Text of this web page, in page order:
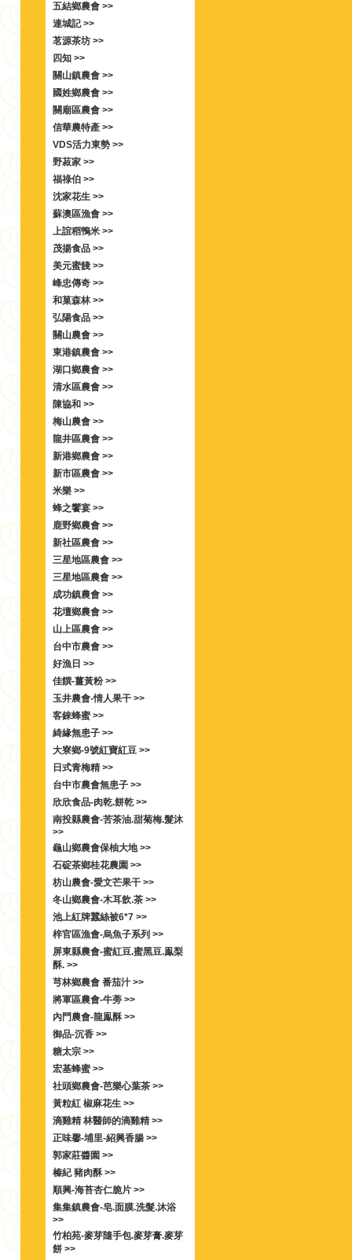
五結鄉農會 >>
連城記 >>
茗源茶坊 >>
四知 >>
關山鎮農會 >>
國姓鄉農會 >>
關廟區農會 >>
信華農特產 >>
VDS活力東勢 >>
野菽家 >>
福祿伯 >>
沈家花生 >>
蘇澳區漁會 >>
上誼稻鴨米 >>
茂揚食品 >>
美元蜜餞 >>
峰忠傳奇 >>
和菓森林 >>
弘陽食品 >>
關山農會 >>
東港鎮農會 >>
湖口鄉農會 >>
清水區農會 >>
陳協和 >>
梅山農會 >>
龍井區農會 >>
新港鄉農會 >>
新市區農會 >>
米樂 >>
蜂之饗宴 >>
鹿野鄉農會 >>
新社區農會 >>
三星地區農會 >>
三星地區農會 >>
成功鎮農會 >>
花壇鄉農會 >>
山上區農會 >>
台中市農會 >>
好漁日 >>
佳饌-薑黃粉 >>
玉井農會-情人果干 >>
客錸蜂蜜 >>
綺緣無患子 >>
大寮鄉-9號紅寶紅豆 >>
日式青梅精 >>
台中市農會無患子 >>
欣欣食品-肉乾.餅乾 >>
南投縣農會-苦茶油.甜菊梅.髮沐
>>
龜山鄉農會保柚大地 >>
石碇茶鄉桂花農園 >>
枋山農會-愛文芒果干 >>
冬山鄉農會-木耳飲.茶 >>
池上紅牌蠶絲被6*7 >>
梓官區漁會-烏魚子系列 >>
屏東縣農會-蜜紅豆.蜜黑豆.鳯梨
酥. >>
芎林鄉農會 番茄汁 >>
將軍區農會-牛蒡 >>
內門農會-龍鳯酥 >>
御品-沉香 >>
糖太宗 >>
宏基蜂蜜 >>
社頭鄉農會-芭樂心葉茶 >>
黃粒紅 椒麻花生 >>
滴雞精 林醫師的滴雞精 >>
正味馨-埔里-紹興香腸 >>
郭家莊醬園 >>
榛紀 豬肉酥 >>
順興-海苔杏仁脆片 >>
集集鎮農會-皂.面膜.洗髮.沐浴
>>
竹柏苑-麥芽隨手包.麥芽膏.麥芽
餅 >>